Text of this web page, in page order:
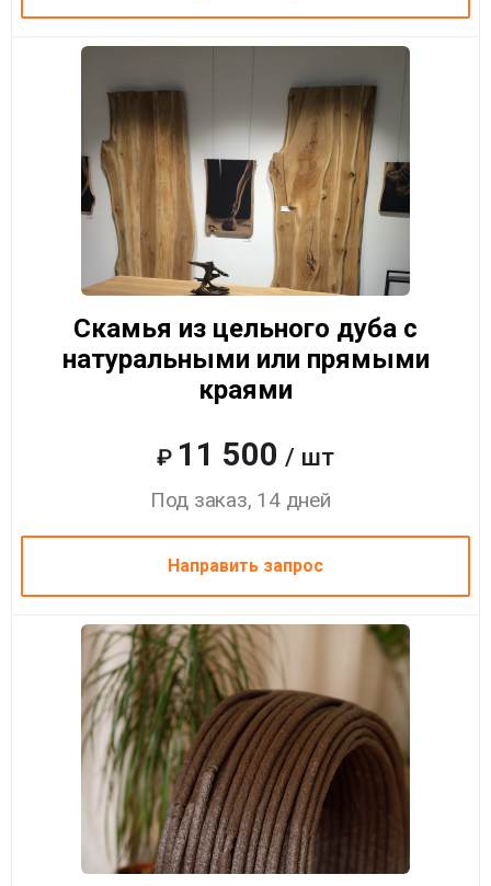
Скамья из цельного дуба с
натуральными или прямыми
краями
₽ 11 500 / шт
Под заказ, 14 дней
Направить запрос